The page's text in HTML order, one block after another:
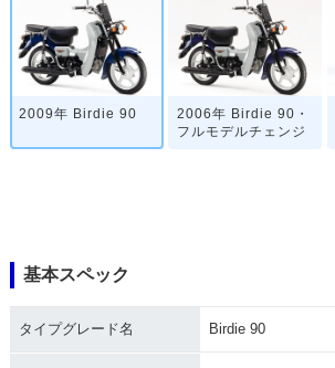
2009年 Birdie 90
2006年 Birdie 90・
フルモデルチェンジ
基本スペック
タイプグレード名 Birdie 90